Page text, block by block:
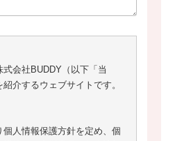
会社BUDDY（以下「当
介するウェブサイトです。
人情報保護方針を定め、個